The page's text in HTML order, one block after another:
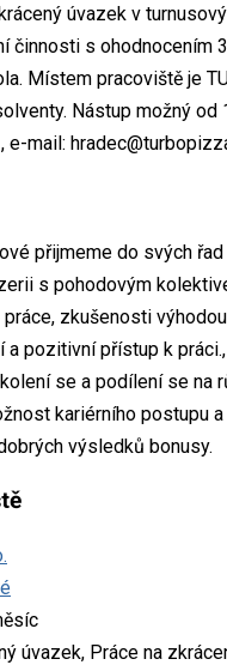
úvazek v
činnosti s ohodnocením
Místem pracoviště je
Nástup možný
e-mail:
přijmeme do svých
s pohodovým
zkušenosti
a pozitivní přístup k
se a podílení se
kariérního postupu
výsledků bonusy.
úvazek, Práce na